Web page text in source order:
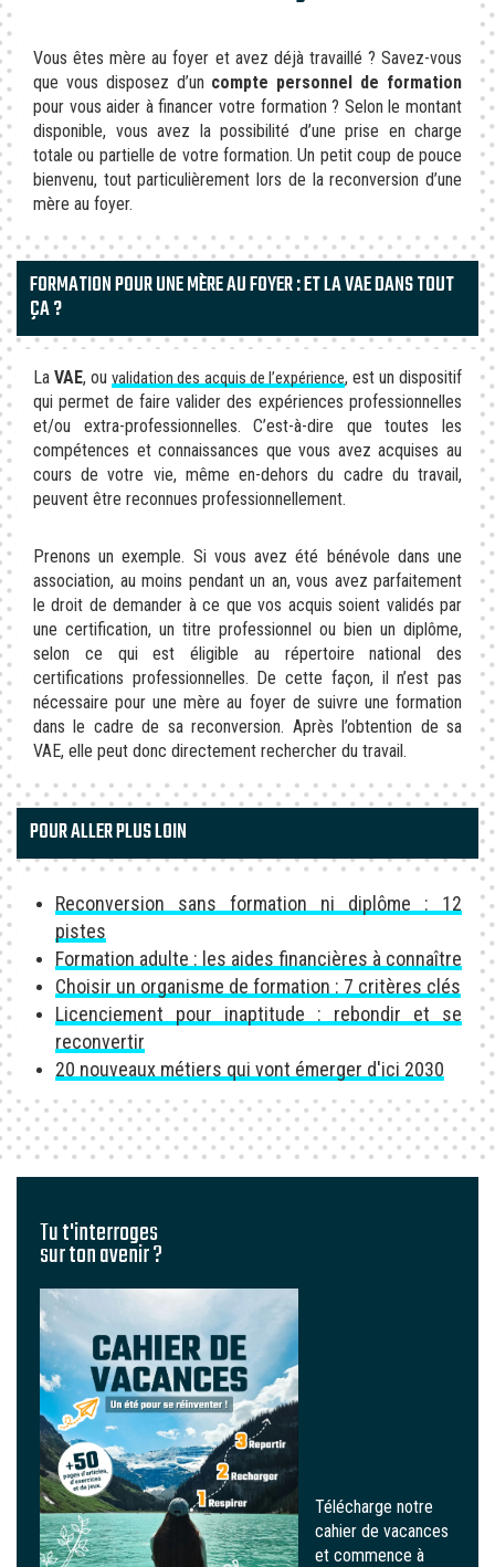
Vous êtes mère au foyer et avez déjà travaillé ? Savez-vous
que vous disposez d’un compte personnel de formation
pour vous aider à financer votre formation ? Selon le montant
disponible, vous avez la possibilité d’une prise en charge
totale ou partielle de votre formation. Un petit coup de pouce
bienvenu, tout particulièrement lors de la reconversion d’une
mère au foyer.
FORMATION POUR UNE MÈRE AU FOYER : ET LA VAE DANS TOUT
ÇA ?
LaVAE, ouvalidation des acquis de l’expérience, est un dispositif
qui permet de faire valider des expériences professionnelles
et/ou extra-professionnelles. C’est-à-dire que toutes les
compétences et connaissances que vous avez acquises au
cours de votre vie, même en-dehors du cadre du travail,
peuvent être reconnues professionnellement.
Prenons un exemple. Si vous avez été bénévole dans une
association, au moins pendant un an, vous avez parfaitement
le droit de demander à ce que vos acquis soient validés par
une certification, un titre professionnel ou bien un diplôme,
selon ce qui est éligible au répertoire national des
certifications professionnelles. De cette façon, il n’est pas
nécessaire pour une mère au foyer de suivre une formation
dans le cadre de sa reconversion. Après l’obtention de sa
VAE, elle peut donc directement rechercher du travail.
POUR ALLER PLUS LOIN
Reconversion sans formation ni diplôme : 12
pistes
Formation adulte : les aides financières à connaître
Choisir un organisme de formation : 7 critères clés
Licenciement pour inaptitude : rebondir et se
reconvertir
20 nouveaux métiers qui vont émerger d'ici 2030
Tu t'interroges
sur ton avenir ?
Télécharge notre
cahier de vacances
et commence à